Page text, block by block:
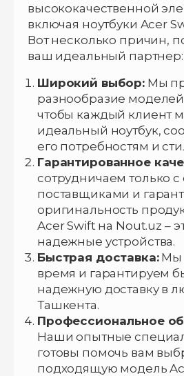
высококачественной
включая ноутбуки Acer
Вот несколько причин,
ваш идеальный партнер:
Широкий выбор: Мы
разнообразие
чтобы каждый клиент
идеальный ноутбук,
его потребностям и
Гарантированное
сотрудничаем только
поставщиками и
оригинальность
Acer Swift на Nout.uz –
надежные устройства.
Быстрая доставка:Мы
время и гарантируем
надежную доставку в
Ташкента.
Профессиональное
Наши опытные
готовы помочь вам
подходящую модель